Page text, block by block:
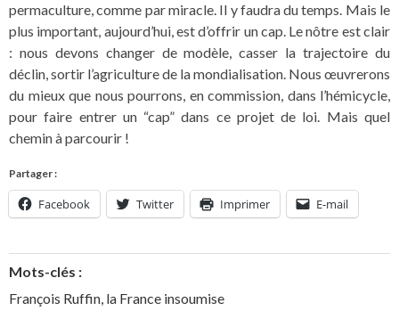
permaculture, comme par miracle. Il y faudra du temps. Mais le
plus important, aujourd’hui, est d’offrir un cap. Le nôtre est clair
: nous devons changer de modèle, casser la trajectoire du
déclin, sortir l’agriculture de la mondialisation. Nous œuvrerons
du mieux que nous pourrons, en commission, dans l’hémicycle,
pour faire entrer un “cap” dans ce projet de loi. Mais quel
chemin à parcourir !
Partager :
Facebook Twitter Imprimer E-mail
Mots-clés :
François Ruffin, la France insoumise